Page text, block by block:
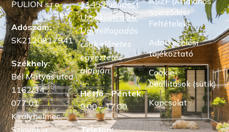
PULION s.r.o.
Adószám:
SK2120817941
Székhely:
Bél Mátyás utca
1162/34,
077 01
Királyhelmec,
Szlovákia
1145 Budapest,
Uzsoki utca 26.
Ügyfélfogadás
csak előzetes
egyeztetés
alapján.
Hétfő – Péntek
9:00 – 17:00
Telefon:
Szerződési
Feltételek)
Adatkezelési
tájékoztató
Cookie-
beállítások (sütik)
Kapcsolat